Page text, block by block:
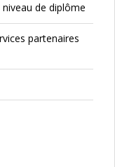
de diplôme
partenaires